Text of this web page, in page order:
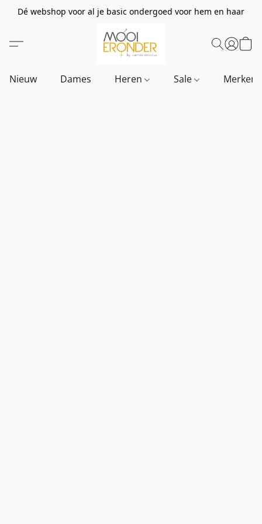
Dé webshop voor al je basic ondergoed voor hem en haar
Nieuw Dames Heren Sale Merken